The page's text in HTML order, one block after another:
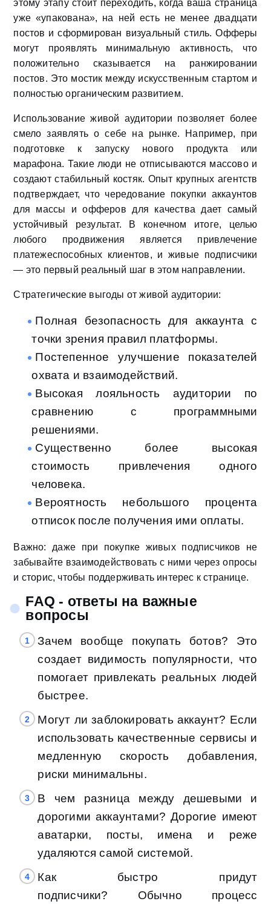
этому этапу стоит переходить, когда ваша страница
уже «упакована», на ней есть не менее двадцати
постов и сформирован визуальный стиль. Офферы
могут проявлять минимальную активность, что
положительно сказывается на ранжировании
постов. Это мостик между искусственным стартом и
полностью органическим развитием.
Использование живой аудитории позволяет более
смело заявлять о себе на рынке. Например, при
подготовке к запуску нового продукта или
марафона. Такие люди не отписываются массово и
создают стабильный костяк. Опыт крупных агентств
подтверждает, что чередование покупки аккаунтов
для массы и офферов для качества дает самый
устойчивый результат. В конечном итоге, целью
любого продвижения является привлечение
платежеспособных клиентов, и живые подписчики
— это первый реальный шаг в этом направлении.
Стратегические выгоды от живой аудитории:
Полная безопасность для аккаунта с
точки зрения правил платформы.
Постепенное улучшение показателей
охвата и взаимодействий.
Высокая лояльность аудитории по
сравнению с программными
решениями.
Существенно более высокая
стоимость привлечения одного
человека.
Вероятность небольшого процента
отписок после получения ими оплаты.
Важно: даже при покупке живых подписчиков не
забывайте взаимодействовать с ними через опросы
и сторис, чтобы поддерживать интерес к странице.
FAQ - ответы на важные
вопросы
Зачем вообще покупать ботов? Это
создает видимость популярности, что
помогает привлекать реальных людей
быстрее.
Могут ли заблокировать аккаунт? Если
использовать качественные сервисы и
медленную скорость добавления,
риски минимальны.
В чем разница между дешевыми и
дорогими аккаунтами? Дорогие имеют
аватарки, посты, имена и реже
удаляются самой системой.
Как быстро придут
подписчики? Обычно процесс